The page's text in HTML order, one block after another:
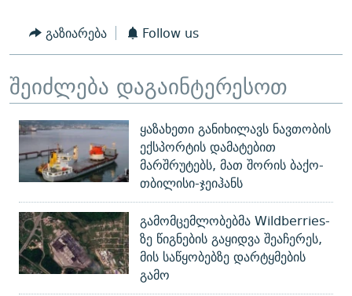
გაზიარება Follow us
შეიძლება დაგაინტერესოთ
ყაზახეთი განიხილავს ნავთობის
ექსპორტის დამატებით
მარშრუტებს, მათ შორის ბაქო-
თბილისი-ჯეიჰანს
გამომცემლობებმა Wildberries-
ზე წიგნების გაყიდვა შეაჩერეს,
მის საწყობებზე დარტყმების
გამო